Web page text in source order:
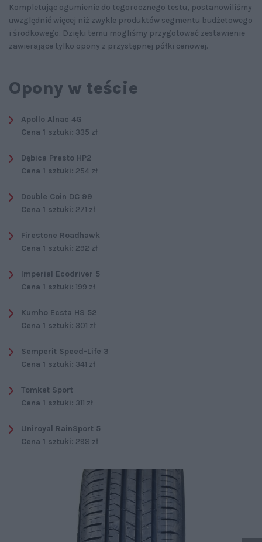
Kompletując ogumienie do tegorocznego testu, postanowiliśmy
uwzględnić więcej niż zwykle produktów segmentu budżetowego
i środkowego. Dzięki temu mogliśmy przygotować zestawienie
zawierające tylko opony z przystępnej półki cenowej.
Opony w teście
Apollo Alnac 4G
Cena 1 sztuki: 335 zł
Dębica Presto HP2
Cena 1 sztuki: 254 zł
Double Coin DC 99
Cena 1 sztuki: 271 zł
Firestone Roadhawk
Cena 1 sztuki: 292 zł
Imperial Ecodriver 5
Cena 1 sztuki: 199 zł
Kumho Ecsta HS 52
Cena 1 sztuki: 301 zł
Semperit Speed-Life 3
Cena 1 sztuki: 341 zł
Tomket Sport
Cena 1 sztuki: 311 zł
Uniroyal RainSport 5
Cena 1 sztuki: 298 zł